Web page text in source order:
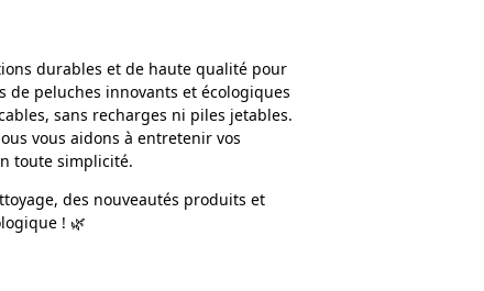
durables et de haute qualité pour
peluches innovants et écologiques
sans recharges ni piles jetables.
vous aidons à entretenir vos
toute simplicité.
des nouveautés produits et
! 🌿